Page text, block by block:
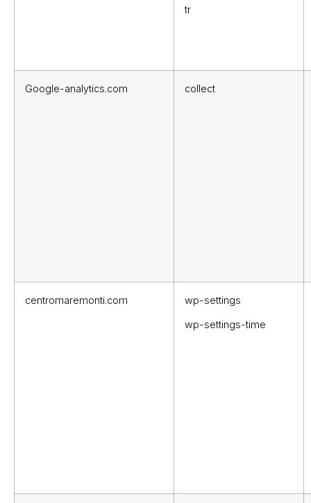
tr
Google-analytics.com collect
centromaremonti.com wp-settings
wp-settings-time